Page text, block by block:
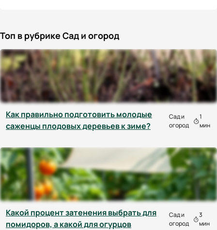
Топ в рубрике Сад и огород
Как правильно подготовить молодые
саженцы плодовых деревьев к зиме?
Сад и
огород
1
мин
Какой процент затенения выбрать для
помидоров, а какой для огурцов
Сад и
огород
3
мин